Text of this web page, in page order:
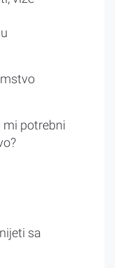
mi potrebni
sa